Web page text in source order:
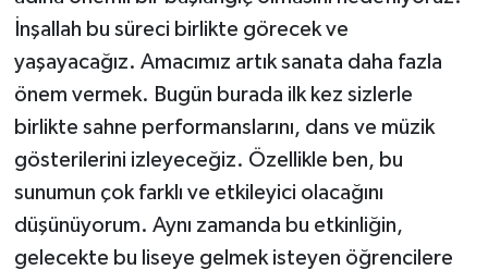
İnşallah bu süreci birlikte görecek ve
yaşayacağız. Amacımız artık sanata daha fazla
önem vermek. Bugün burada ilk kez sizlerle
birlikte sahne performanslarını, dans ve müzik
gösterilerini izleyeceğiz. Özellikle ben, bu
sunumun çok farklı ve etkileyici olacağını
düşünüyorum. Aynı zamanda bu etkinliğin,
gelecekte bu liseye gelmek isteyen öğrencilere